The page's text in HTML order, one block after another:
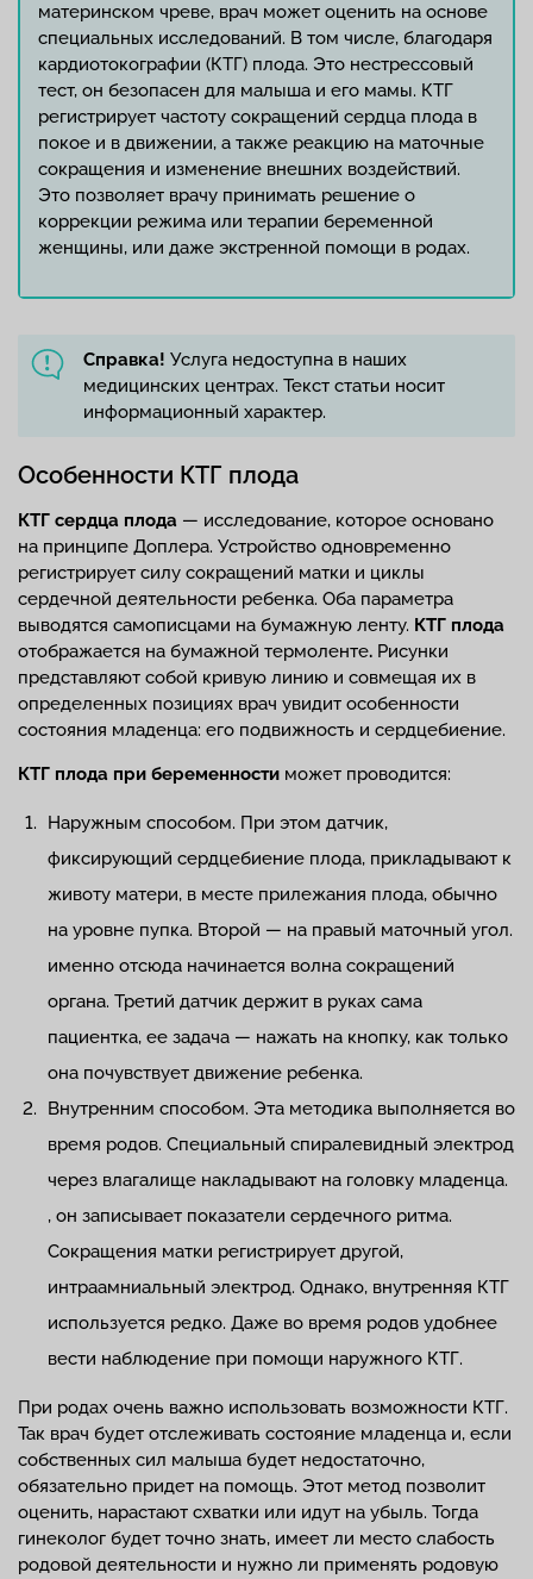
материнском чреве, врач может оценить на основе
специальных исследований. В том числе, благодаря
кардиотокографии (КТГ) плода. Это нестрессовый
тест, он безопасен для малыша и его мамы. КТГ
регистрирует частоту сокращений сердца плода в
покое и в движении, а также реакцию на маточные
сокращения и изменение внешних воздействий.
Это позволяет врачу принимать решение о
коррекции режима или терапии беременной
женщины, или даже экстренной помощи в родах.
Справка! Услуга недоступна в наших
медицинских центрах. Текст статьи носит
информационный характер.
Особенности КТГ плода
КТГ сердца плода — исследование, которое основано
на принципе Доплера. Устройство одновременно
регистрирует силу сокращений матки и циклы
сердечной деятельности ребенка. Оба параметра
выводятся самописцами на бумажную ленту. КТГ плода
отображается на бумажной термоленте. Рисунки
представляют собой кривую линию и совмещая их в
определенных позициях врач увидит особенности
состояния младенца: его подвижность и сердцебиение.
КТГ плода при беременности может проводится:
Наружным способом. При этом датчик,
фиксирующий сердцебиение плода, прикладывают к
животу матери, в месте прилежания плода, обычно
на уровне пупка. Второй — на правый маточный угол.
именно отсюда начинается волна сокращений
органа. Третий датчик держит в руках сама
пациентка, ее задача — нажать на кнопку, как только
она почувствует движение ребенка.
Внутренним способом. Эта методика выполняется во
время родов. Специальный спиралевидный электрод
через влагалище накладывают на головку младенца.
, он записывает показатели сердечного ритма.
Сокращения матки регистрирует другой,
интраамниальный электрод. Однако, внутренняя КТГ
используется редко. Даже во время родов удобнее
вести наблюдение при помощи наружного КТГ.
При родах очень важно использовать возможности КТГ.
Так врач будет отслеживать состояние младенца и, если
собственных сил малыша будет недостаточно,
обязательно придет на помощь. Этот метод позволит
оценить, нарастают схватки или идут на убыль. Тогда
гинеколог будет точно знать, имеет ли место слабость
родовой деятельности и нужно ли применять родовую